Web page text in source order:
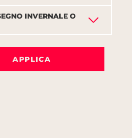
INVERNALE O
APPLICA